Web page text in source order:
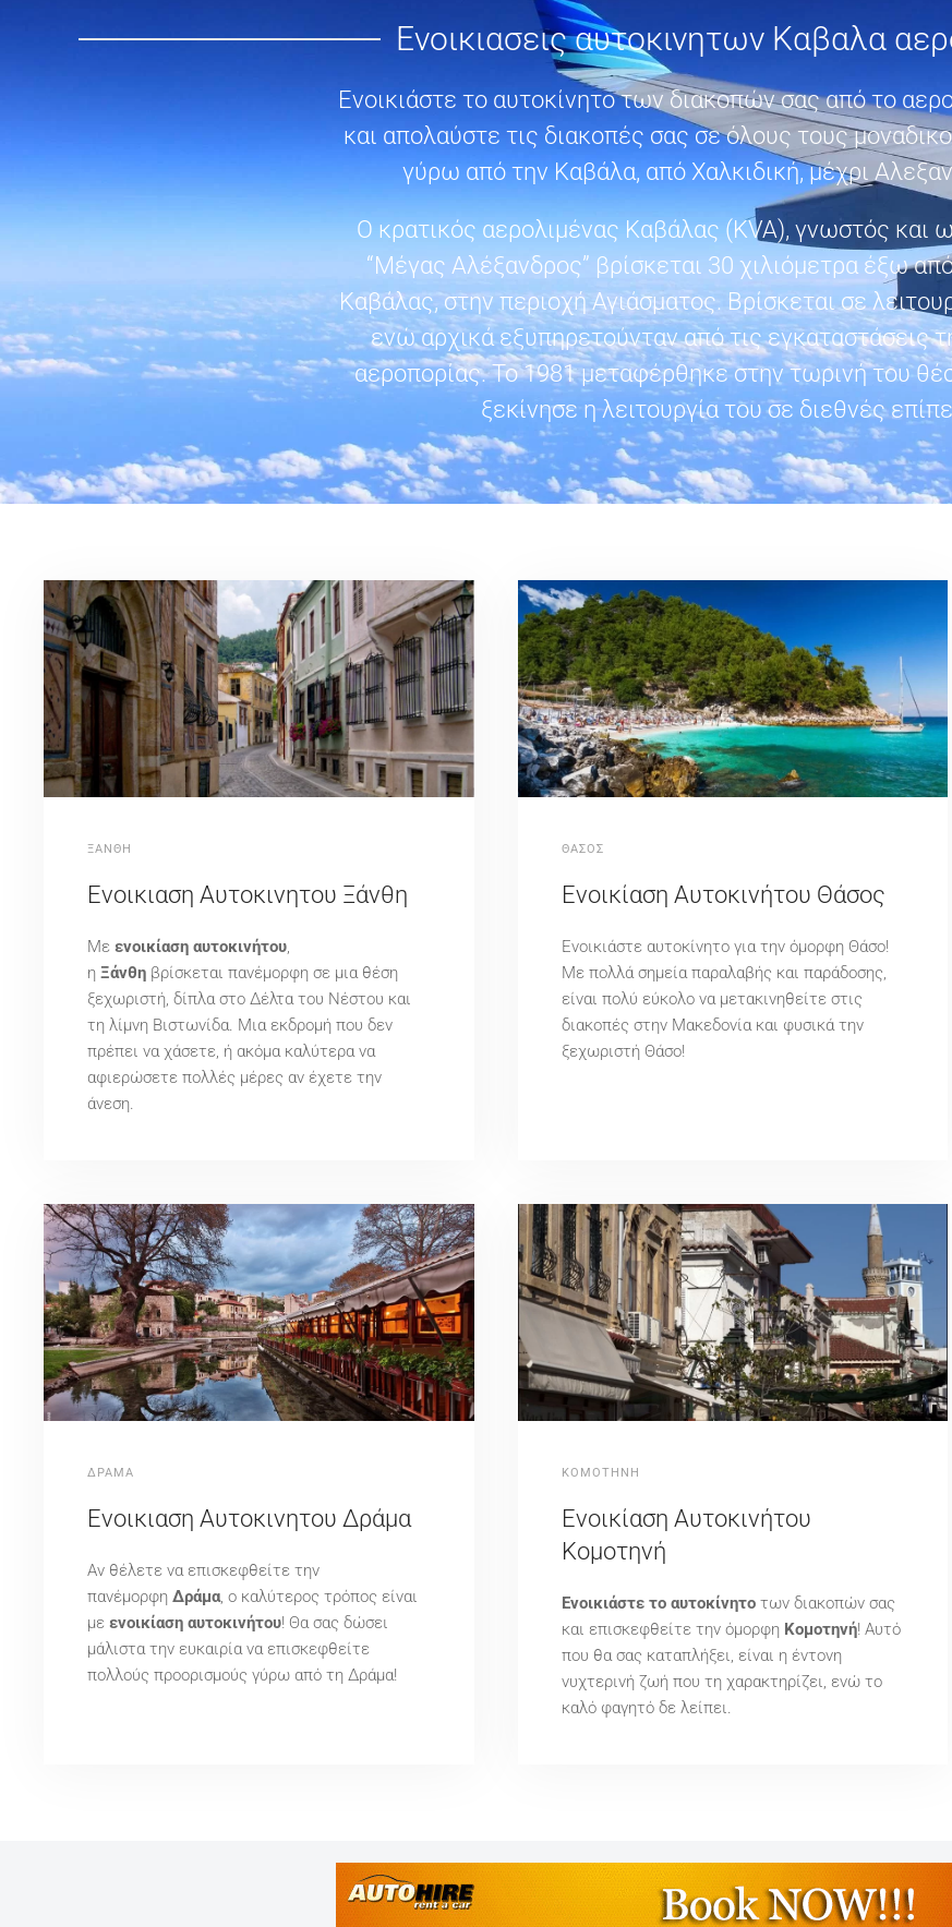
Ενοικιασεις αυτοκινητων Καβαλα
Ενοικιάστε το αυτοκίνητο των διακοπών σας από το
και απολαύστε τις διακοπές σας σε όλους τους
γύρω από την Καβάλα, από Χαλκιδική, μέχρι
Ο κρατικός αερολιμένας Καβάλας (KVA), γνωστός και
“Μέγας Αλέξανδρος” βρίσκεται 30 χιλιόμετρα έξω
Καβάλας, στην περιοχή Αγιάσματος. Βρίσκεται σε
ενώ αρχικά εξυπηρετούνταν από τις εγκαταστάσεις
αεροπορίας. Το 1981 μεταφέρθηκε στην τωρινή του
ξεκίνησε η λειτουργία του σε διεθνές
ΞΑΝΘΗ
Ενοικιαση Αυτοκινητου Ξάνθη
Με ενοικίαση αυτοκινήτου,
η Ξάνθη βρίσκεται πανέμορφη σε μια θέση
ξεχωριστή, δίπλα στο Δέλτα του Νέστου και
τη λίμνη Βιστωνίδα. Μια εκδρομή που δεν
πρέπει να χάσετε, ή ακόμα καλύτερα να
αφιερώσετε πολλές μέρες αν έχετε την
άνεση.
ΘΆΣΟΣ
Ενοικίαση Αυτοκινήτου Θάσος
Ενοικιάστε αυτοκίνητο για την όμορφη Θάσο!
Με πολλά σημεία παραλαβής και παράδοσης,
είναι πολύ εύκολο να μετακινηθείτε στις
διακοπές στην Μακεδονία και φυσικά την
ξεχωριστή Θάσο!
ΔΡΑΜΑ
Ενοικιαση Αυτοκινητου Δράμα
Αν θέλετε να επισκεφθείτε την
πανέμορφη Δράμα, ο καλύτερος τρόπος είναι
με ενοικίαση αυτοκινήτου! Θα σας δώσει
μάλιστα την ευκαιρία να επισκεφθείτε
πολλούς προορισμούς γύρω από τη Δράμα!
ΚΟΜΟΤΗΝΗ
Ενοικίαση Αυτοκινήτου
Κομοτηνή
Ενοικιάστε το αυτοκίνητοτων διακοπών σας
και επισκεφθείτε την όμορφη Κομοτηνή! Αυτό
που θα σας καταπλήξει, είναι η έντονη
νυχτερινή ζωή που τη χαρακτηρίζει, ενώ το
καλό φαγητό δε λείπει.